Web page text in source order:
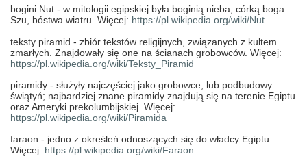
bogini Nut - w mitologii egipskiej była boginią nieba, córką boga
Szu, bóstwa wiatru. Więcej: https://pl.wikipedia.org/wiki/Nut
teksty piramid - zbiór tekstów religijnych, związanych z kultem
zmarłych. Znajdowały się one na ścianach grobowców. Więcej:
https://pl.wikipedia.org/wiki/Teksty_Piramid
piramidy - służyły najczęściej jako grobowce, lub podbudowy
świątyń; najbardziej znane piramidy znajdują się na terenie Egiptu
oraz Ameryki prekolumbijskiej. Więcej:
https://pl.wikipedia.org/wiki/Piramida
faraon - jedno z określeń odnoszących się do władcy Egiptu.
Więcej: https://pl.wikipedia.org/wiki/Faraon